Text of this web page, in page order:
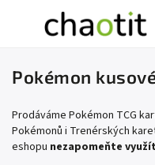
Pokémon
Prodáváme Pokémon TCG
Pokémonů i Trenérských
eshopu nezapomeňte